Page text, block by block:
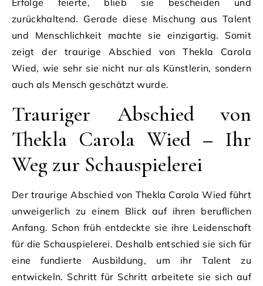
zurückhaltend. Gerade diese Mischung aus Talent
und Menschlichkeit machte sie einzigartig. Somit
zeigt der traurige Abschied von Thekla Carola
Wied, wie sehr sie nicht nur als Künstlerin, sondern
auch als Mensch geschätzt wurde.
Trauriger Abschied von
Thekla Carola Wied – Ihr
Weg zur Schauspielerei
Der traurige Abschied von Thekla Carola Wied führt
unweigerlich zu einem Blick auf ihren beruflichen
Anfang. Schon früh entdeckte sie ihre Leidenschaft
für die Schauspielerei. Deshalb entschied sie sich für
eine fundierte Ausbildung, um ihr Talent zu
entwickeln. Schritt für Schritt arbeitete sie sich auf